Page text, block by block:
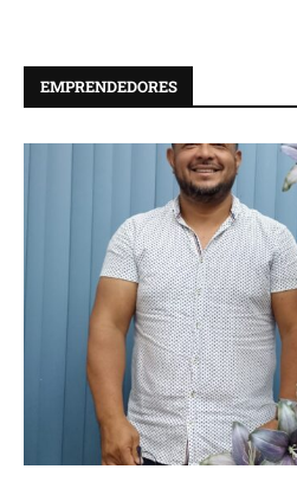
EMPRENDEDORES